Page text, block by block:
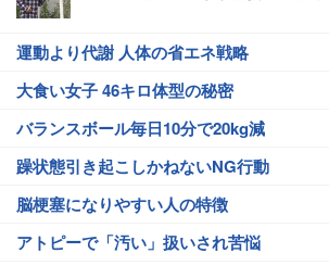
運動より代謝 人体の省エネ戦略
大食い女子 46キロ体型の秘密
バランスボール毎日10分で20kg減
躁状態引き起こしかねないNG行動
脳梗塞になりやすい人の特徴
アトピーで「汚い」扱いされ苦悩